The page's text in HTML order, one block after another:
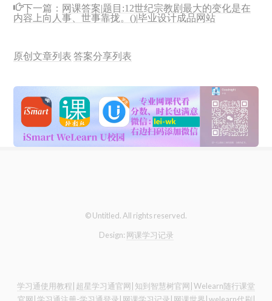
下一篇： 网课答案|题目:12世纪宗教剧最大的变化是在
内容上向人事、世事靠拢。()|毕业设计成品网站
原创文章列表 答案分享列表
© Untitled. All rights reserved.
Design: 网课学习记录
学习通使用教程| 超星学习通官网| 知到智慧树官网| Welearn随行课堂
官网| 学习通注册-学习通登录| 网课学习记录| 网课世界| welearn代刷|